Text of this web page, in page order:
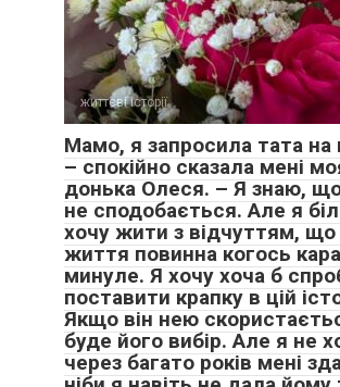
життєві історії
Мамо, я запросила тата на
– спокійно сказала мені
донька Олеся. – Я знаю,
не сподобається. Але я
хочу жити з відчуттям, що
життя повинна когось
минуле. Я хочу хоча б
поставити крапку в цій
Якщо він нею
буде його вибір. Але я не
через багато років мені